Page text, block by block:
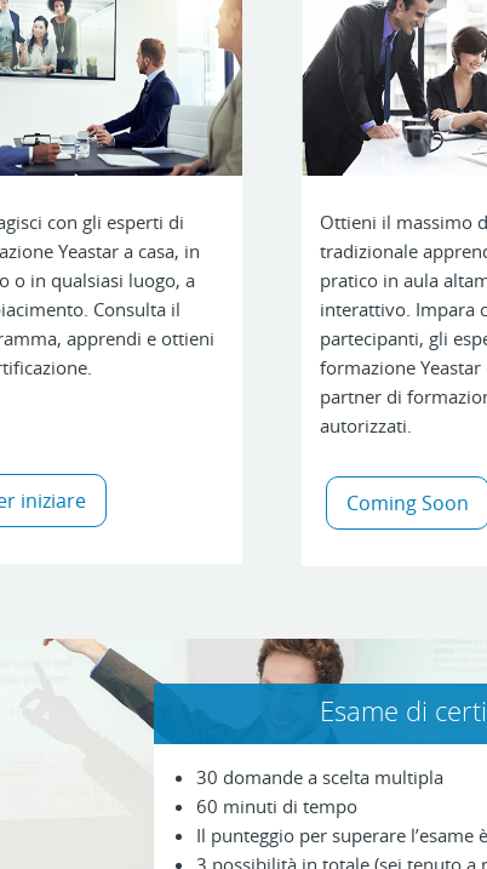
con gli esperti di
Yeastar a casa, in
o in qualsiasi luogo, a
Consulta il
apprendi e ottieni
iniziare
Ottieni il massimo
tradizionale
pratico in aula
interattivo. Impara
partecipanti, gli
formazione
partner di
autorizzati.
Coming Soon
Esame di
30 domande a scelta multipla
60 minuti di tempo
Il punteggio per superare l’esame
3 possibilità in totale (sei tenuto